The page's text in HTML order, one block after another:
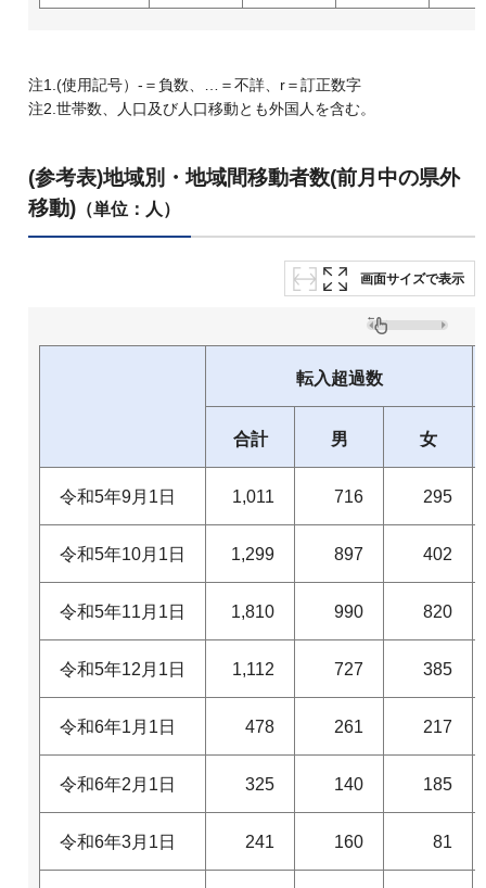
注1.(使用記号）-＝負数、…＝不詳、r＝訂正数字
注2.世帯数、人口及び人口移動とも外国人を含む。
(参考表)地域別・地域間移動者数(前月中の県外
移動) （単位：人）
画面サイズで表示
転入超過数
合計 男 女
令和5年9月1日 1,011 716 295
令和5年10月1日 1,299 897 402
令和5年11月1日 1,810 990 820
令和5年12月1日 1,112 727 385
令和6年1月1日 478 261 217
令和6年2月1日 325 140 185
令和6年3月1日 241 160 81